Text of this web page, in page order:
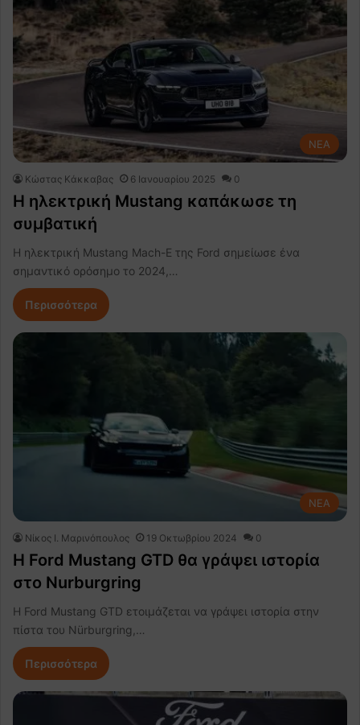
NEA
Κώστας Κάκκαβας 6 Ιανουαρίου 2025 0
H ηλεκτρική Mustang καπάκωσε τη
συμβατική
Η ηλεκτρική Mustang Mach-E της Ford σημείωσε ένα
σημαντικό ορόσημο το 2024,…
Περισσότερα
NEA
Nίκος Ι. Mαρινόπουλος 19 Οκτωβρίου 2024 0
H Ford Mustang GTD θα γράψει ιστορία
στο Nurburgring
Η Ford Mustang GTD ετοιμάζεται να γράψει ιστορία στην
πίστα του Nürburgring,…
Περισσότερα